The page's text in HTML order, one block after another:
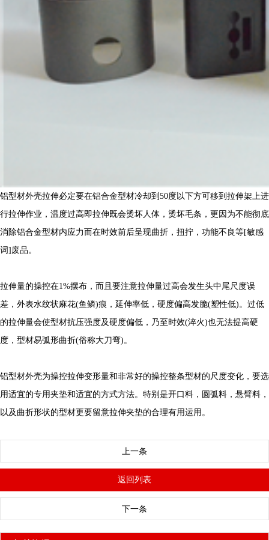
铝型材外壳拉伸必定要在铝合金型材冷却到50度以下方可移到拉伸架上进
行拉伸作业，温度过高即拉伸既会烫坏人体，烫坏毛条，更因为不能彻底
消除铝合金型材内应力而在时效前后呈现曲折，扭拧，功能不良等[敏感
词]废品。
拉伸量的操控在1%摆布，而且要注意拉伸量过高会发生头中尾尺度误
差，外表水纹状麻花(鱼鳞)痕，延伸率低，硬度偏高发脆(塑性低)。过低
的拉伸量会使型材抗压强度及硬度偏低，乃至时效(淬火)也无法提高硬
度，型材易弧形曲折(俗称大刀弯)。
铝型材外壳为操控拉伸变形量和非常好的操控整条型材的尺度变化，要选
用适宜的专用夹垫和适宜的方式方法。特别是开口料，圆弧料，悬臂料，
以及曲折形状的型材更要留意拉伸夹垫的合理有用运用。
上一条
返回列表
下一条